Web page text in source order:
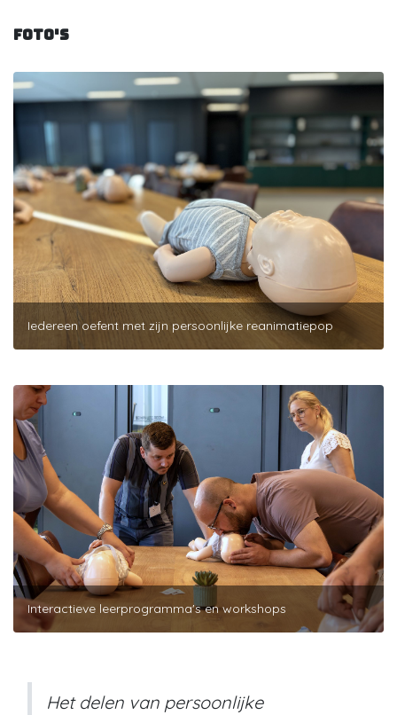
Foto's
Iedereen oefent met zijn persoonlijke reanimatiepop
Interactieve leerprogramma's en workshops
Het delen van persoonlijke